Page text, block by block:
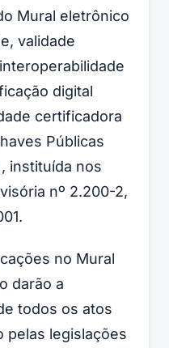
Mural eletrônico
validade
digital
certificadora
Públicas
instituída nos
nº 2.200-2,
no Mural
darão a
todos os atos
pelas legislações